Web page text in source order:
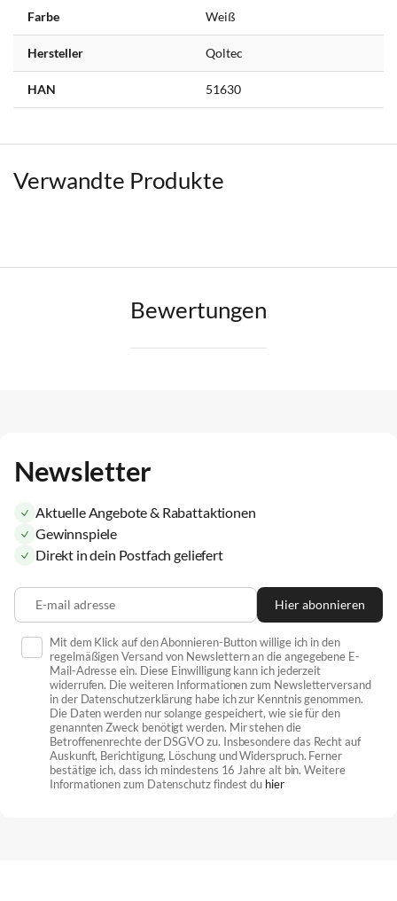
Farbe Weiß
Hersteller Qoltec
HAN 51630
Verwandte Produkte
Bewertungen
Newsletter
Aktuelle Angebote & Rabattaktionen
Gewinnspiele
Direkt in dein Postfach geliefert
E-mail adresse Hier abonnieren
Mit dem Klick auf den Abonnieren-Button willige ich in den
regelmäßigen Versand von Newslettern an die angegebene E-
Mail-Adresse ein. Diese Einwilligung kann ich jederzeit
widerrufen. Die weiteren Informationen zum Newsletterversand
in der Datenschutzerklärung habe ich zur Kenntnis genommen.
Die Daten werden nur solange gespeichert, wie sie für den
genannten Zweck benötigt werden. Mir stehen die
Betroffenenrechte der DSGVO zu. Insbesondere das Recht auf
Auskunft, Berichtigung, Löschung und Widerspruch. Ferner
bestätige ich, dass ich mindestens 16 Jahre alt bin. Weitere
Informationen zum Datenschutz findest du hier